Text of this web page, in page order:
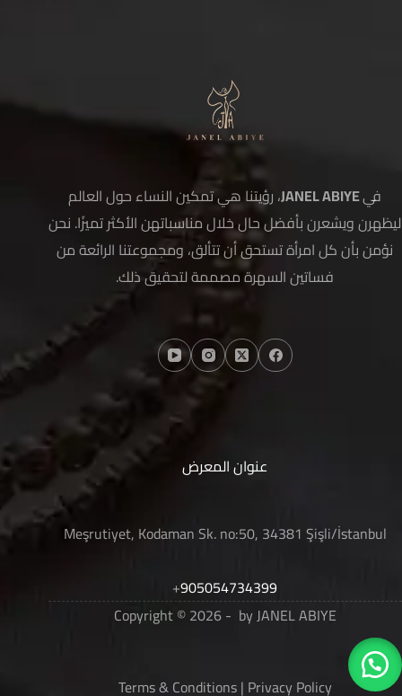
فيJANEL ABIYE
، رؤيتنا هي تمكين النساء حول العالم
ليظهرن ويشعرن بأفضل حال خلال مناسباتهن الأكثر تميزًا. نحن
نؤمن بأن كل امرأة تستحق أن تتألق، ومجموعتنا الرائعة من
فساتين السهرة مصممة لتحقيق ذلك.
عنوان المعرض
Meşrutiyet, Kodaman Sk. no:50, 34381 Şişli/İstanbul
905054734399
+
Copyright © 2026 - by JANEL ABIYE
Terms & Conditions| Privacy Policy